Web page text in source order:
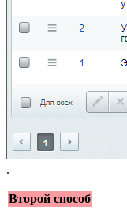
.
Второй способ